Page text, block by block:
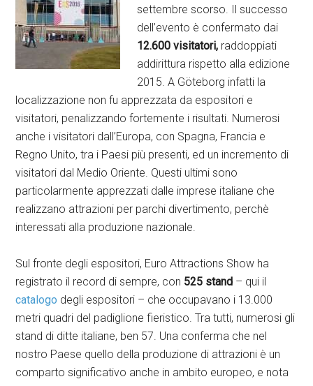
settembre scorso. Il successo
dell’evento è confermato dai
12.600visitatori, raddoppiati
addirittura rispetto alla edizione
2015. A Göteborg infatti la
localizzazione non fu apprezzata da espositori e
visitatori, penalizzando fortemente i risultati. Numerosi
anche i visitatori dall’Europa, con Spagna, Francia e
Regno Unito, tra i Paesi più presenti, ed un incremento di
visitatori dal Medio Oriente. Questi ultimi sono
particolarmente apprezzati dalle imprese italiane che
realizzano attrazioni per parchi divertimento, perchè
interessati alla produzione nazionale.
Sul fronte degli espositori, Euro Attractions Show ha
registrato il record di sempre, con 525 stand – qui il
catalogo degli espositori – che occupavano i 13.000
metri quadri del padiglione fieristico. Tra tutti, numerosi gli
stand di ditte italiane, ben 57. Una conferma che nel
nostro Paese quello della produzione di attrazioni è un
comparto significativo anche in ambito europeo, e nota